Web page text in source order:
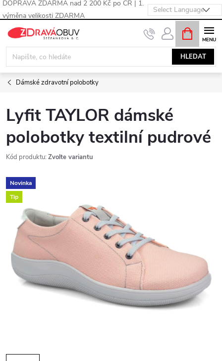
DOPRAVA ZDARMA nad 2 200 Kč po ČR | 1.
výměna velikosti ZDARMA
Přejít
obsah
HLEDAT
NÁKUPNÍ
KOŠÍK
Dámské zdravotní polobotky
Lyfit TAYLOR dámské
polobotky textilní pudrové
Kód produktu: Zvolte variantu
Novinka
Tip